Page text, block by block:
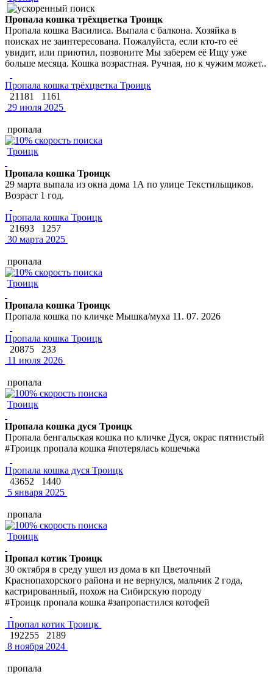
Пропала кошка трёхцветка Троицк
Пропала кошка Василиса. Выпала с балкона. Хозяйка в
поисках не заинтересована. Пожалуйста, если кто-то её
увидит, или приютил, позвоните Мы заберем её Ищу уже
больше месяца. Кошка возрастная. Ручная, но к чужим может..
Пропала кошка трёхцветка Троицк
21181
1161
29 июля 2025
пропала
Троицк
Пропала кошка Троицк
29 марта выпала из окна дома 1А по улице Текстильщиков.
Возраст 1 год.
Пропала кошка Троицк
21693
1257
30 марта 2025
пропала
Троицк
Пропала кошка Троицк
Пропала кошка по кличке Мышка/муха 11. 07. 2026
Пропала кошка Троицк
20875
233
11 июля 2026
пропала
Троицк
Пропала кошка дуся Троицк
Пропала бенгальская кошка по кличке Дуся, окрас пятнистый
#Троицк пропала кошка #потерялась кошечька
Пропала кошка дуся Троицк
43652
1440
5 января 2025
пропала
Троицк
Пропал котик Троицк
30 октября в среду ушел из дома в кп Цветочный
Краснопахорского района и не вернулся, мальчик 2 года,
кастрированный, похож на Сибирскую породу
#Троицк пропала кошка #запропастился котофей
Пропал котик Троицк
192255
2189
8 ноября 2024
пропала